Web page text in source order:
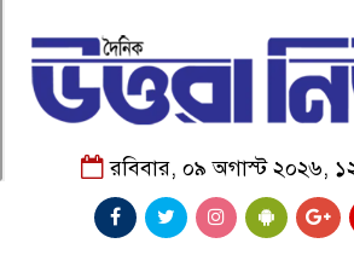
রবিবার, ০৯ অগাস্ট ২০২৬,